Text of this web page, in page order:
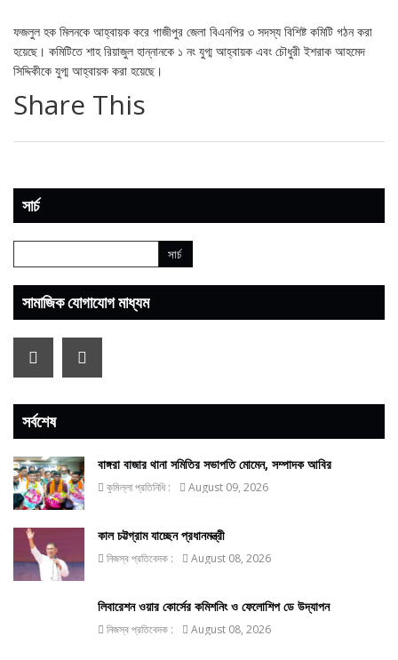
ফজলুল হক মিলনকে আহ্বায়ক করে গাজীপুর জেলা বিএনপির ৩ সদস্য বিশিষ্ট কমিটি গঠন করা
হয়েছে। কমিটিতে শাহ রিয়াজুল হান্নানকে ১ নং যুগ্ম আহ্বায়ক এবং চৌধুরী ইশরাক আহমেদ
সিদ্দিকীকে যুগ্ম আহ্বায়ক করা হয়েছে।
Share This
সার্চ
সামাজিক যোগাযোগ মাধ্যম
সর্বশেষ
বাঙ্গরা বাজার থানা সমিতির সভাপতি মোমেন, সম্পাদক আবির
কুমিল্লা প্রতিনিধি : August 09, 2026
কাল চট্টগ্রাম যাচ্ছেন প্রধানমন্ত্রী
নিজস্ব প্রতিবেদক : August 08, 2026
লিবারেশন ওয়ার কোর্সের কমিশনিং ও ফেলোশিপ ডে উদ্‌যাপন
নিজস্ব প্রতিবেদক : August 08, 2026